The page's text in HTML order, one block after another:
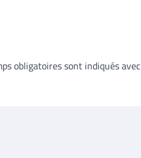
obligatoires sont indiqués avec